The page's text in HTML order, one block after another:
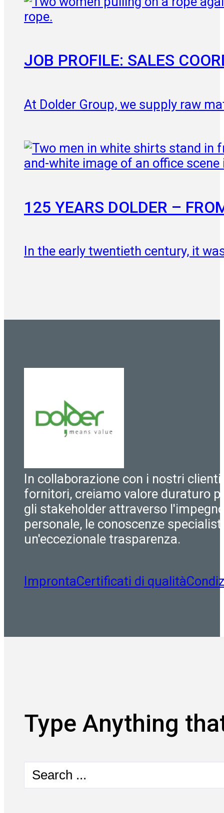
JOB PROFILE: SALES
At Dolder Group, we supply raw
125 YEARS DOLDER –
In the early twentieth century, it
In collaborazione con i nostri clienti
fornitori, creiamo valore duraturo
gli stakeholder attraverso
personale, le conoscenze
un'eccezionale trasparenza.
ImprontaCertificati di qualità
Type Anything
Search
...